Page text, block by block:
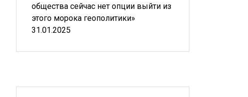
общества сейчас нет опции выйти из
этого морока геополитики»
31.01.2025